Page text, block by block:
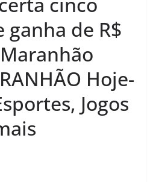
ganha de R$
Hoje-
Jogos